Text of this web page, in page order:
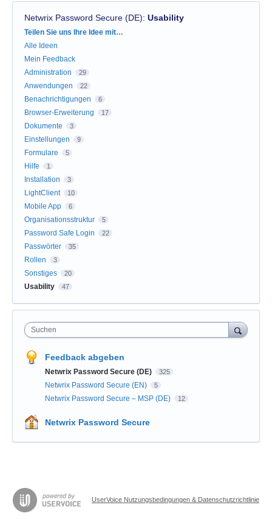
Netwrix Password Secure (DE): Usability
Kategorien
Teilen Sie uns Ihre Idee mit…
Alle Ideen
Mein Feedback
Administration
29
Anwendungen 22
Benachrichtigungen 6
Browser-Erweiterung 17
Dokumente 3
Einstellungen 9
Formulare 5
Hilfe 1
Installation 3
LightClient 10
Mobile App 6
Organisationsstruktur 5
Password Safe Login 22
Passwörter 35
Rollen 3
Sonstiges 20
Usability 47
Suchen
Feedback abgeben
Netwrix Password Secure (DE) 325
Netwrix Password Secure (EN) 5
Netwrix Password Secure – MSP (DE) 12
Netwrix Password Secure
UserVoice Nutzungsbedingungen & Datenschutzrichtlinie